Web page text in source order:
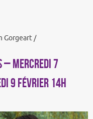
Gorgeart /
– MERCREDI 7
9 FÉVRIER 14h